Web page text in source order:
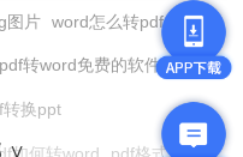
图片 word怎么转pdf
pdf转word免费的软件
转换ppt
∨